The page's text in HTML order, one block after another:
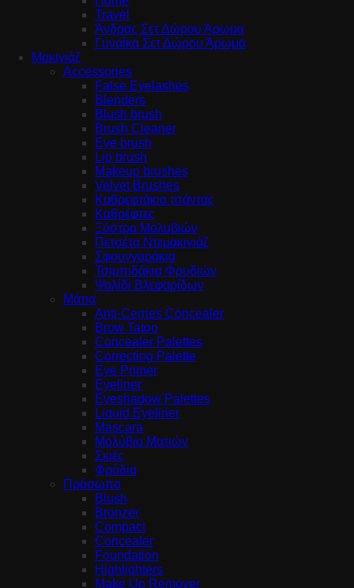
Travel
Άνδρας Σετ Δώρου Άρωμα
Γυναίκα Σετ Δώρου Άρωμα
Μακιγιάζ
Accessories
False Eyelashes
Blenders
Blush brush
Brush Cleaner
Eye brush
Lip brush
Makeup brushes
Velvet Brushes
Καθρεφτάκια τσάντας
Καθρέφτες
Ξύστρα Μολυβιών
Πετσέτα Ντεμακιγιάζ
Σφουγγαράκια
Τσιμπιδάκια Φρυδιών
Ψαλίδι Βλεφαρίδων
Μάτια
Anti-Cernes Concealer
Brow Tatoo
Concealer Palettes
Correcting Palette
Eye Primer
Eyeliner
Eyeshadow Palettes
Liquid Eyeliner
Mascara
Μολύβια Ματιών
Σκιές
Φρύδια
Πρόσωπο
Blush
Bronzer
Compact
Concealer
Foundation
Highlighters
Make Up Remover